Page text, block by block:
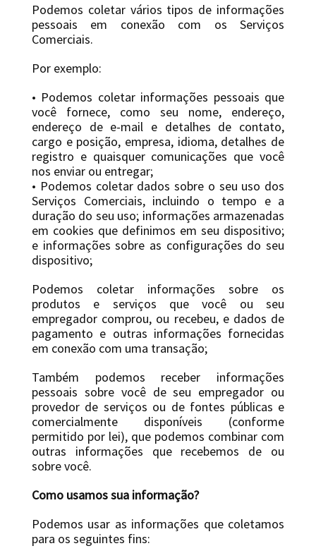
Podemos coletar vários tipos de informações
pessoais em conexão com os Serviços
Comerciais.
Por exemplo:
• Podemos coletar informações pessoais que
você fornece, como seu nome, endereço,
endereço de e-mail e detalhes de contato,
cargo e posição, empresa, idioma, detalhes de
registro e quaisquer comunicações que você
nos enviar ou entregar;
• Podemos coletar dados sobre o seu uso dos
Serviços Comerciais, incluindo o tempo e a
duração do seu uso; informações armazenadas
em cookies que definimos em seu dispositivo;
e informações sobre as configurações do seu
dispositivo;
Podemos coletar informações sobre os
produtos e serviços que você ou seu
empregador comprou, ou recebeu, e dados de
pagamento e outras informações fornecidas
em conexão com uma transação;
Também podemos receber informações
pessoais sobre você de seu empregador ou
provedor de serviços ou de fontes públicas e
comercialmente disponíveis (conforme
permitido por lei), que podemos combinar com
outras informações que recebemos de ou
sobre você.
Como usamos sua informação?
Podemos usar as informações que coletamos
para os seguintes fins: